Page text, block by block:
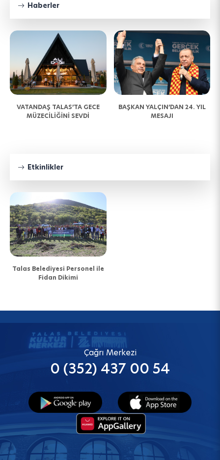
Haberler
VATANDAŞ TALAS’TA GECE
MÜZECİLİĞİNİ SEVDİ
BAŞKAN YALÇIN’DAN 24. YIL
MESAJI
Etkinlikler
Talas Belediyesi Personel ile
Fidan Dikimi
Çağrı Merkezi
0 (352) 437 00 54